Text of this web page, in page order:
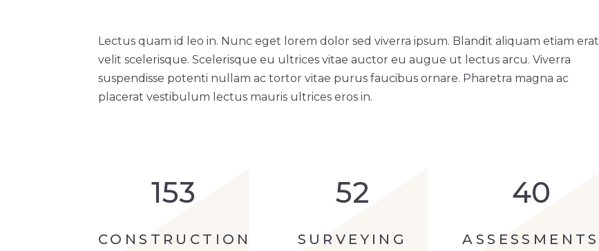
Lectus quam id leo in. Nunc eget lorem dolor sed viverra ipsum. Blandit aliquam etiam erat
velit scelerisque. Scelerisque eu ultrices vitae auctor eu augue ut lectus arcu. Viverra
suspendisse potenti nullam ac tortor vitae purus faucibus ornare. Pharetra magna ac
placerat vestibulum lectus mauris ultrices eros in.
153
CONSTRUCTION
52
SURVEYING
40
ASSESSMENTS